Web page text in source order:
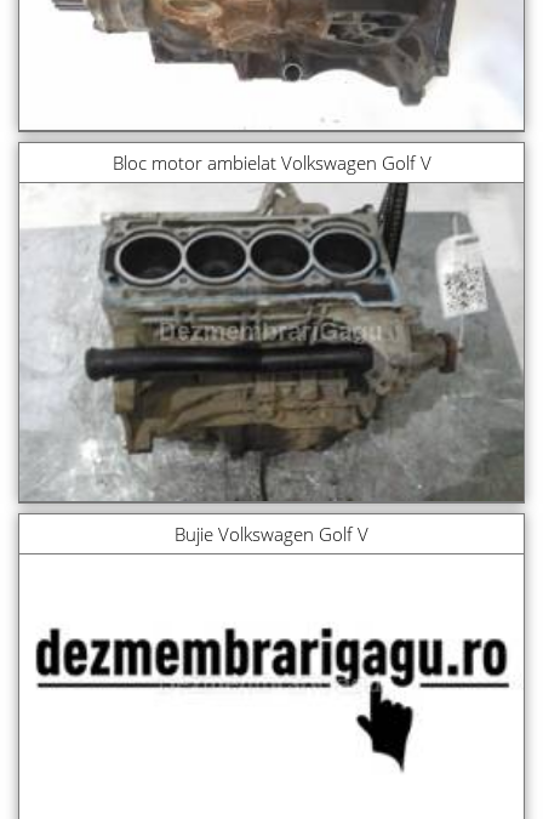
Bloc motor ambielat Volkswagen Golf V
Bujie Volkswagen Golf V